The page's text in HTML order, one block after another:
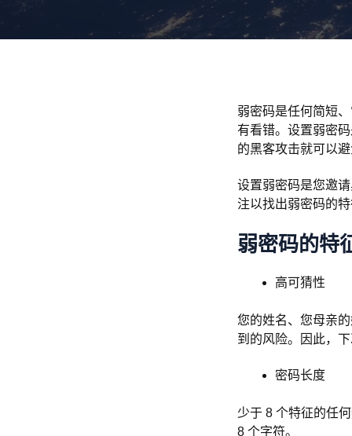
弱密码是任何简短
有看错。设置弱密
的黑客攻击就可以
设置弱密码是您邀
注以找出弱密码的
弱密码的特
高可猜性
您的姓名、您母亲
到的风险。因此，
密码长度
少于 8 个特征的任
8 个字符。